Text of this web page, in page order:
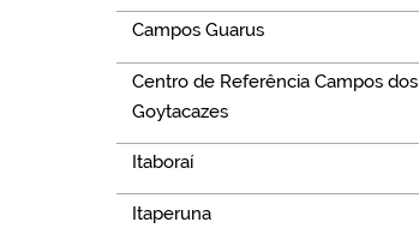
Campos Guarus
Centro de Referência Campos dos
Goytacazes
Itaboraí
Itaperuna